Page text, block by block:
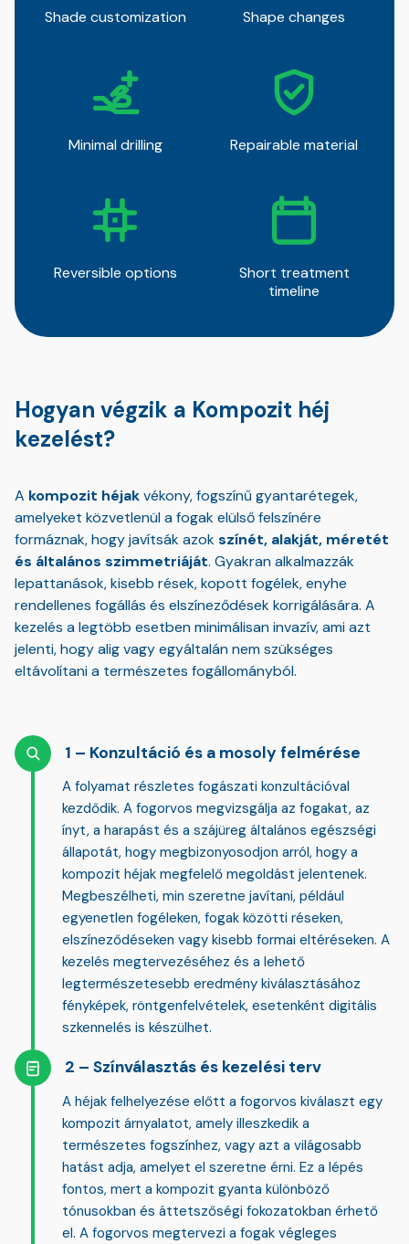
Shade customization Shape changes
Minimal drilling Repairable material
Reversible options
Short treatment
timeline
Hogyan végzik a Kompozit héj
kezelést?
A kompozit héjakvékony, fogszínű gyantarétegek,
amelyeket közvetlenül a fogak elülső felszínére
formáznak, hogy javítsák azokszínét, alakját, méretét
és általános szimmetriáját. Gyakran alkalmazzák
lepattanások, kisebb rések, kopott fogélek, enyhe
rendellenes fogállás és elszíneződések korrigálására. A
kezelés a legtöbb esetben minimálisan invazív, ami azt
jelenti, hogy alig vagy egyáltalán nem szükséges
eltávolítani a természetes fogállományból.
Konzultáció és a mosoly felmérése
A folyamat részletes fogászati konzultációval
kezdődik. A fogorvos megvizsgálja az fogakat, az
ínyt, a harapást és a szájüreg általános egészségi
állapotát, hogy megbizonyosodjon arról, hogy a
kompozit héjak megfelelő megoldást jelentenek.
Megbeszélheti, min szeretne javítani, például
egyenetlen fogéleken, fogak közötti réseken,
elszíneződéseken vagy kisebb formai eltéréseken. A
kezelés megtervezéséhez és a lehető
legtermészetesebb eredmény kiválasztásához
fényképek, röntgenfelvételek, esetenként digitális
szkennelés is készülhet.
Színválasztás és kezelési terv
A héjak felhelyezése előtt a fogorvos kiválaszt egy
kompozit árnyalatot, amely illeszkedik a
természetes fogszínhez, vagy azt a világosabb
hatást adja, amelyet el szeretne érni. Ez a lépés
fontos, mert a kompozit gyanta különböző
tónusokban és áttetszőségi fokozatokban érhető
el. A fogorvos megtervezi a fogak végleges